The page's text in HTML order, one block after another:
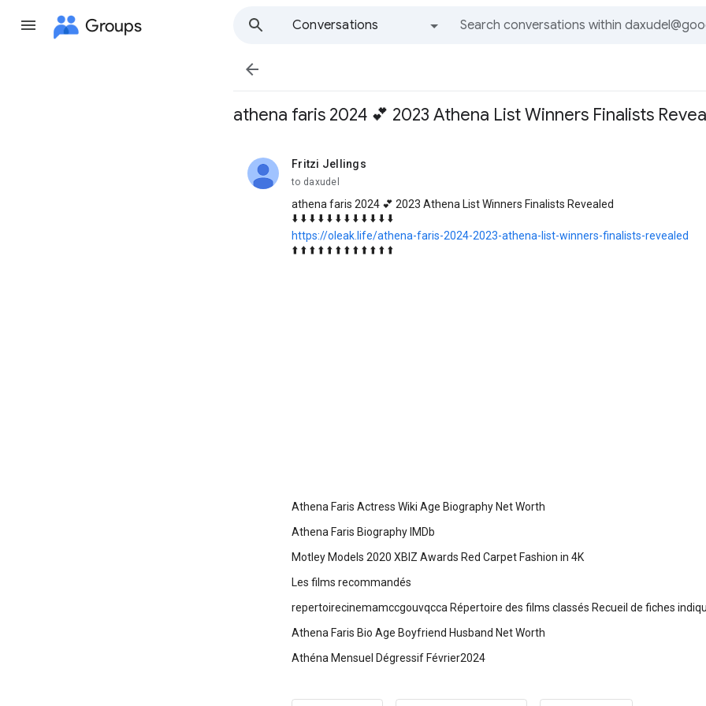
Groups
Conversations

athena faris 2024 💕 2023 Athena List Winners Finalists
Fritzi Jellings
unread,
to daxudel
athena faris 2024 💕 2023 Athena List Winners Finalists Revealed
⬇️ ⬇️ ⬇️ ⬇️ ⬇️ ⬇️ ⬇️ ⬇️ ⬇️ ⬇️ ⬇️ ⬇️
https://oleak.life/athena-faris-2024-2023-athena-list-winners-finalists-revealed
⬆️ ⬆️ ⬆️ ⬆️ ⬆️ ⬆️ ⬆️ ⬆️ ⬆️ ⬆️ ⬆️ ⬆️
Athena Faris Actress Wiki Age Biography Net Worth
Athena Faris Biography IMDb
Motley Models 2020 XBIZ Awards Red Carpet Fashion in 4K
Les films recommandés
repertoirecinemamccgouvqcca Répertoire des films classés Recueil de fiches
Athena Faris Bio Age Boyfriend Husband Net Worth
Athéna Mensuel Dégressif Février2024